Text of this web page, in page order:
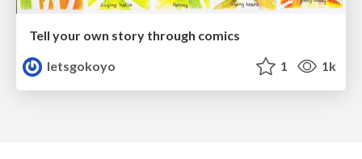
Tell your own story through comics
letsgokoyo
1 1k